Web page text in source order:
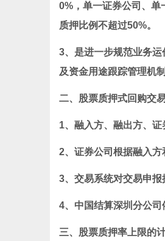
0%，单一证券公司、
质押比例不超过50%。
3、是进一步规范业务
及资金用途跟踪管理机制
二、股票质押式回购交
1、融入方、融出方、
2、证券公司根据融入
3、交易系统对交易申
4、中国结算深圳分公司
三、股票质押率上限的